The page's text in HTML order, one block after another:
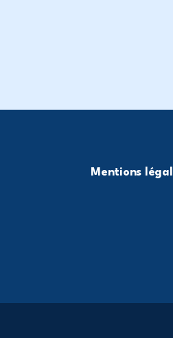
Mentions